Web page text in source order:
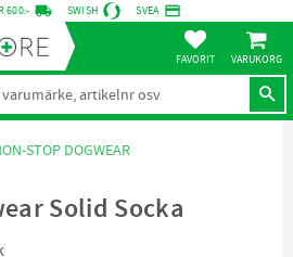
600:- local_shipping SWISH SVEA credit_card
FAVORITER
STOP DOGWEAR
Solid Socka